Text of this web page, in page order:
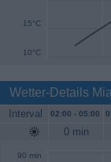
10°C
15°C
Wetter-Details
Interval 02:00 - 05:00
0 min
90 min